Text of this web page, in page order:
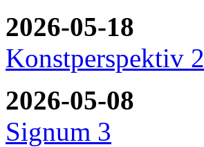
2026-05-18
Konstperspektiv 2
2026-05-08
Signum 3